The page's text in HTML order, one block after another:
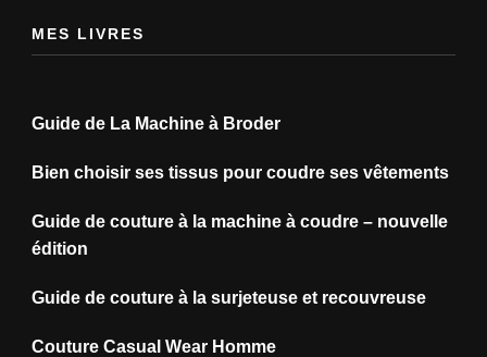
MES LIVRES
Guide de La Machine à Broder
Bien choisir ses tissus pour coudre ses vêtements
Guide de couture à la machine à coudre – nouvelle
édition
Guide de couture à la surjeteuse et recouvreuse
Couture Casual Wear Homme